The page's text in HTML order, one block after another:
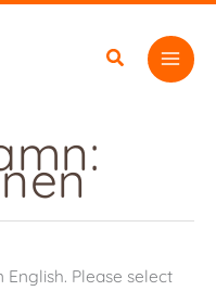
Please select